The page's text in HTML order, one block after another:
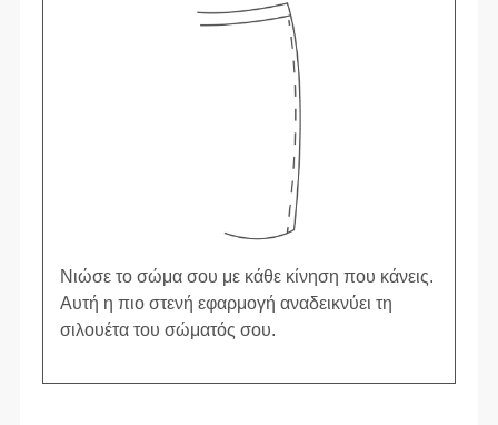
Νιώσε το σώμα σου με κάθε κίνηση που κάνεις.
Αυτή η πιο στενή εφαρμογή αναδεικνύει τη
σιλουέτα του σώματός σου.